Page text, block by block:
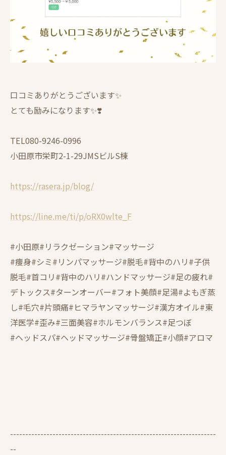
口コミありがとうございます✨
とても励みになります✨❣️
TEL080-9246-0996
小田原市栄町2-1-29JMSビルS棟
https://rasera.jp/blog/
https://line.me/ti/p/oRX0wlte_F
#小田原#リラクゼーション#マッサージ
#痩身#シミ#リンパマッサージ#脱毛#背中のハリ#子供
脱毛#首コリ#背中のハリ#ハンドマッサージ#足の疲れ#
デトックス#ターンオーバー#フォト美顔#足湯#よもぎ蒸
し#毛穴#片頭痛#ヒマラヤンマッサージ#漢方オイル#東
洋医学#歪み#三面美容#ホルモンバランス#足つぼ
#ヘッドスパ#ヘッドマッサージ#骨盤矯正#小顔#アロマ
--------------------------------------------------------------------
--